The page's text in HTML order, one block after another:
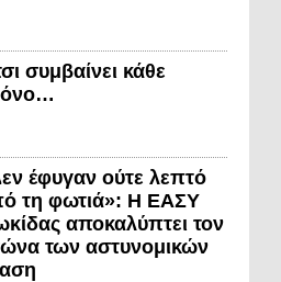
συμβαίνει κάθε
έφυγαν ούτε λεπτό
τη φωτιά»: Η ΕΑΣΥ
αποκαλύπτει τον
των αστυνομικών